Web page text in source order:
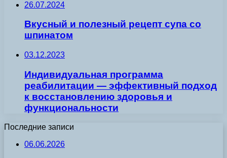
26.07.2024
Вкусный и полезный рецепт супа со
шпинатом
03.12.2023
Индивидуальная программа
реабилитации — эффективный подход
к восстановлению здоровья и
функциональности
Последние записи
06.06.2026